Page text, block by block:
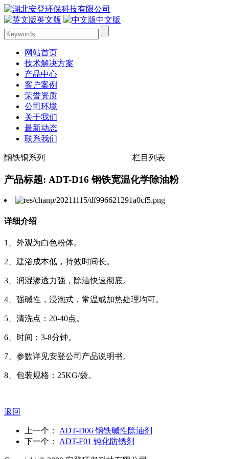
英文版 中文版
网站首页
技术解决方案
产品中心
客户案例
荣誉资质
公司环境
关于我们
最新动态
联系我们
钢铁铜系列 栏目列表
产品标题: ADT-D16 钢铁宽温化学除油粉
详细介绍
1、外观为白色粉体。
2、建浴成本低，持效时间长。
3、润湿渗透力强，除油快速彻底。
4、强碱性，浸泡式，常温或加热处理均可。
5、清洗点：20-40点。
6、时间：3-8分钟。
7、参数详见安登公司产品说明书。
8、包装规格：25KG/袋。
返回
上一个： ADT-D06 钢铁碱性除油剂
下一个： ADT-F01 钝化防锈剂